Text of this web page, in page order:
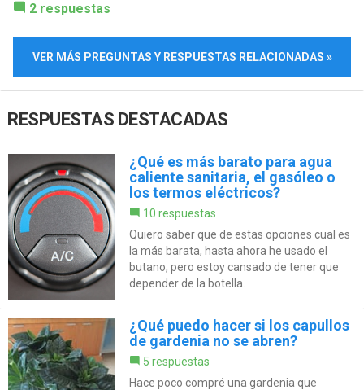
2 respuestas
VER MÁS PREGUNTAS Y RESPUESTAS RELACIONADAS »
RESPUESTAS DESTACADAS
¿Qué es más barato para agua
caliente sanitaria, el gasóleo o
los termos eléctricos?
10 respuestas
Quiero saber que de estas opciones cual es
la más barata, hasta ahora he usado el
butano, pero estoy cansado de tener que
depender de la botella.
¿Qué puedo hacer si los capullos
de gardenia no se abren?
5 respuestas
Hace poco compré una gardenia que